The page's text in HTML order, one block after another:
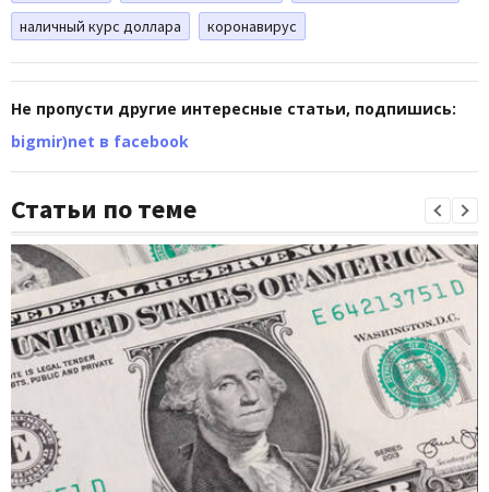
наличный курс доллара
коронавирус
Не пропусти другие интересные статьи, подпишись:
bigmir)net в facebook
Статьи по теме